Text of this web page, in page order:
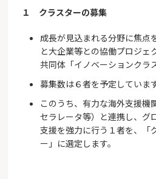
１ クラスターの募集
成長が見込まれる分野に焦点
と大企業等との協働プロジェ
共同体「イノベーションクラ
募集数は６者を予定しています
このうち、有力な海外支援機
セラレータ等）と連携し、グ
支援を強力に行う１者を、「
ー」に選定します。